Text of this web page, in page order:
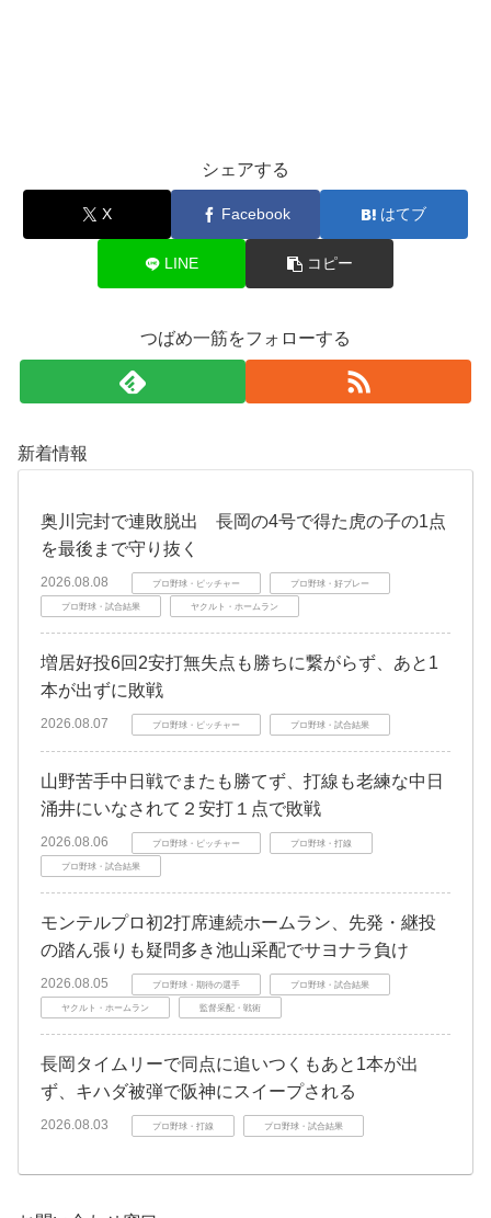
シェアする
X Facebook はてブ
LINE コピー
つばめ一筋をフォローする
新着情報
奥川完封で連敗脱出 長岡の4号で得た虎の子の1点
を最後まで守り抜く
2026.08.08 プロ野球・ピッチャー プロ野球・好プレー
プロ野球・試合結果 ヤクルト・ホームラン
増居好投6回2安打無失点も勝ちに繋がらず、あと1
本が出ずに敗戦
2026.08.07 プロ野球・ピッチャー プロ野球・試合結果
山野苦手中日戦でまたも勝てず、打線も老練な中日
涌井にいなされて２安打１点で敗戦
2026.08.06 プロ野球・ピッチャー プロ野球・打線
プロ野球・試合結果
モンテルプロ初2打席連続ホームラン、先発・継投
の踏ん張りも疑問多き池山采配でサヨナラ負け
2026.08.05 プロ野球・期待の選手 プロ野球・試合結果
ヤクルト・ホームラン 監督采配・戦術
長岡タイムリーで同点に追いつくもあと1本が出
ず、キハダ被弾で阪神にスイープされる
2026.08.03 プロ野球・打線 プロ野球・試合結果